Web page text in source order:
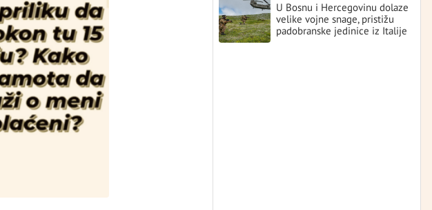
U Bosnu i Hercegovinu dolaze
velike vojne snage, pristižu
padobranske jedinice iz Italije